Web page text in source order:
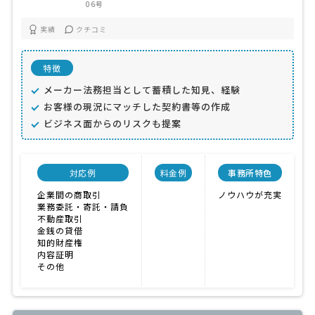
06号
実績 クチコミ
特徴
メーカー法務担当として蓄積した知見、経験
お客様の現況にマッチした契約書等の作成
ビジネス面からのリスクも提案
対応例
企業間の商取引
業務委託・寄託・請負
不動産取引
金銭の貸借
知的財産権
内容証明
その他
料金例
事務所特色
ノウハウが充実